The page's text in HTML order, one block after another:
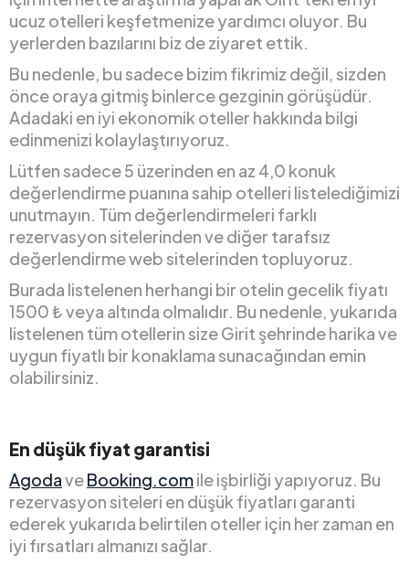
ucuz otelleri keşfetmenize yardımcı oluyor. Bu
yerlerden bazılarını biz de ziyaret ettik.
Bu nedenle, bu sadece bizim fikrimiz değil, sizden
önce oraya gitmiş binlerce gezginin görüşüdür.
Adadaki en iyi ekonomik oteller hakkında bilgi
edinmenizi kolaylaştırıyoruz.
Lütfen sadece 5 üzerinden en az 4,0 konuk
değerlendirme puanına sahip otelleri listelediğimizi
unutmayın. Tüm değerlendirmeleri farklı
rezervasyon sitelerinden ve diğer tarafsız
değerlendirme web sitelerinden topluyoruz.
Burada listelenen herhangi bir otelin gecelik fiyatı
1500 ₺ veya altında olmalıdır. Bu nedenle, yukarıda
listelenen tüm otellerin size Girit şehrinde harika ve
uygun fiyatlı bir konaklama sunacağından emin
olabilirsiniz.
En düşük fiyat garantisi
AgodaveBooking.comile işbirliği yapıyoruz. Bu
rezervasyon siteleri en düşük fiyatları garanti
ederek yukarıda belirtilen oteller için her zaman en
iyi fırsatları almanızı sağlar.